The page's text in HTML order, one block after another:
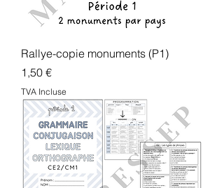
Rallye-copie monuments (P1)
Prix
1,50 €
TVA Incluse